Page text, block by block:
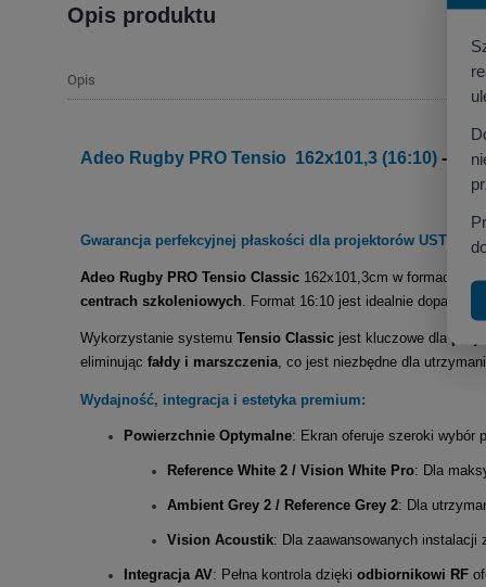
Opis produktu
Opis
Adeo Rugby PRO Tensio 162x101,3 (16:10) -
Gwarancja perfekcyjnej płaskości dla projektorów UST/ST i
Adeo Rugby PRO Tensio Classic 162x101,3cm w formacie
centrach szkoleniowych . Format 16:10 jest idealnie
Wykorzystanie systemu Tensio Classic jest kluczowe dla
eliminując fałdy i marszczenia , co jest niezbędne dla
Wydajność, integracja i estetyka premium:
Powierzchnie Optymalne: Ekran oferuje szeroki wybór
Reference White 2 / Vision White Pro: Dla
Ambient Grey 2 / Reference Grey 2: Dla
Vision Acoustik: Dla zaawansowanych instalacji
Integracja AV: Pełna kontrola dzięki odbiornikowi RF